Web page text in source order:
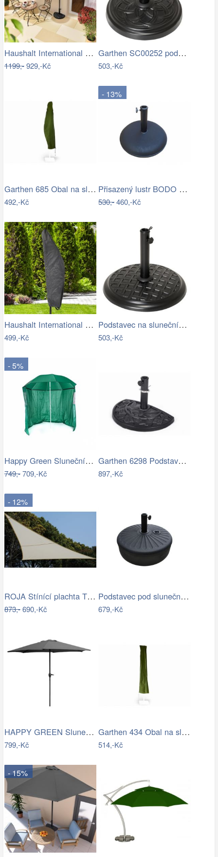
Haushalt International Slunečník…
1199,-929,-Kč
Garthen SC00252 podstavec na slunečník…
503,-Kč
Garthen 685 Obal na slunečník s…
492,-Kč
- 13%
Přisazený lustr BODO 1xE27/60W/230V…
530,-460,-Kč
Haushalt International Ochranný obal na…
499,-Kč
Podstavec na slunečník, kulatý, 15 kg
503,-Kč
- 5%
Happy Green Slunečník s boční stěnou,…
749,-709,-Kč
Garthen 6298 Podstavec pro půlkulaté…
897,-Kč
- 12%
ROJA Stínící plachta TROJÚHELNÍK 3,6m
873,-690,-Kč
Podstavec pod slunečník Houseland Bixi…
679,-Kč
HAPPY GREEN Slunečník s kličkou 230 cm,…
799,-Kč
Garthen 434 Obal na slunečník s…
514,-Kč
- 15%